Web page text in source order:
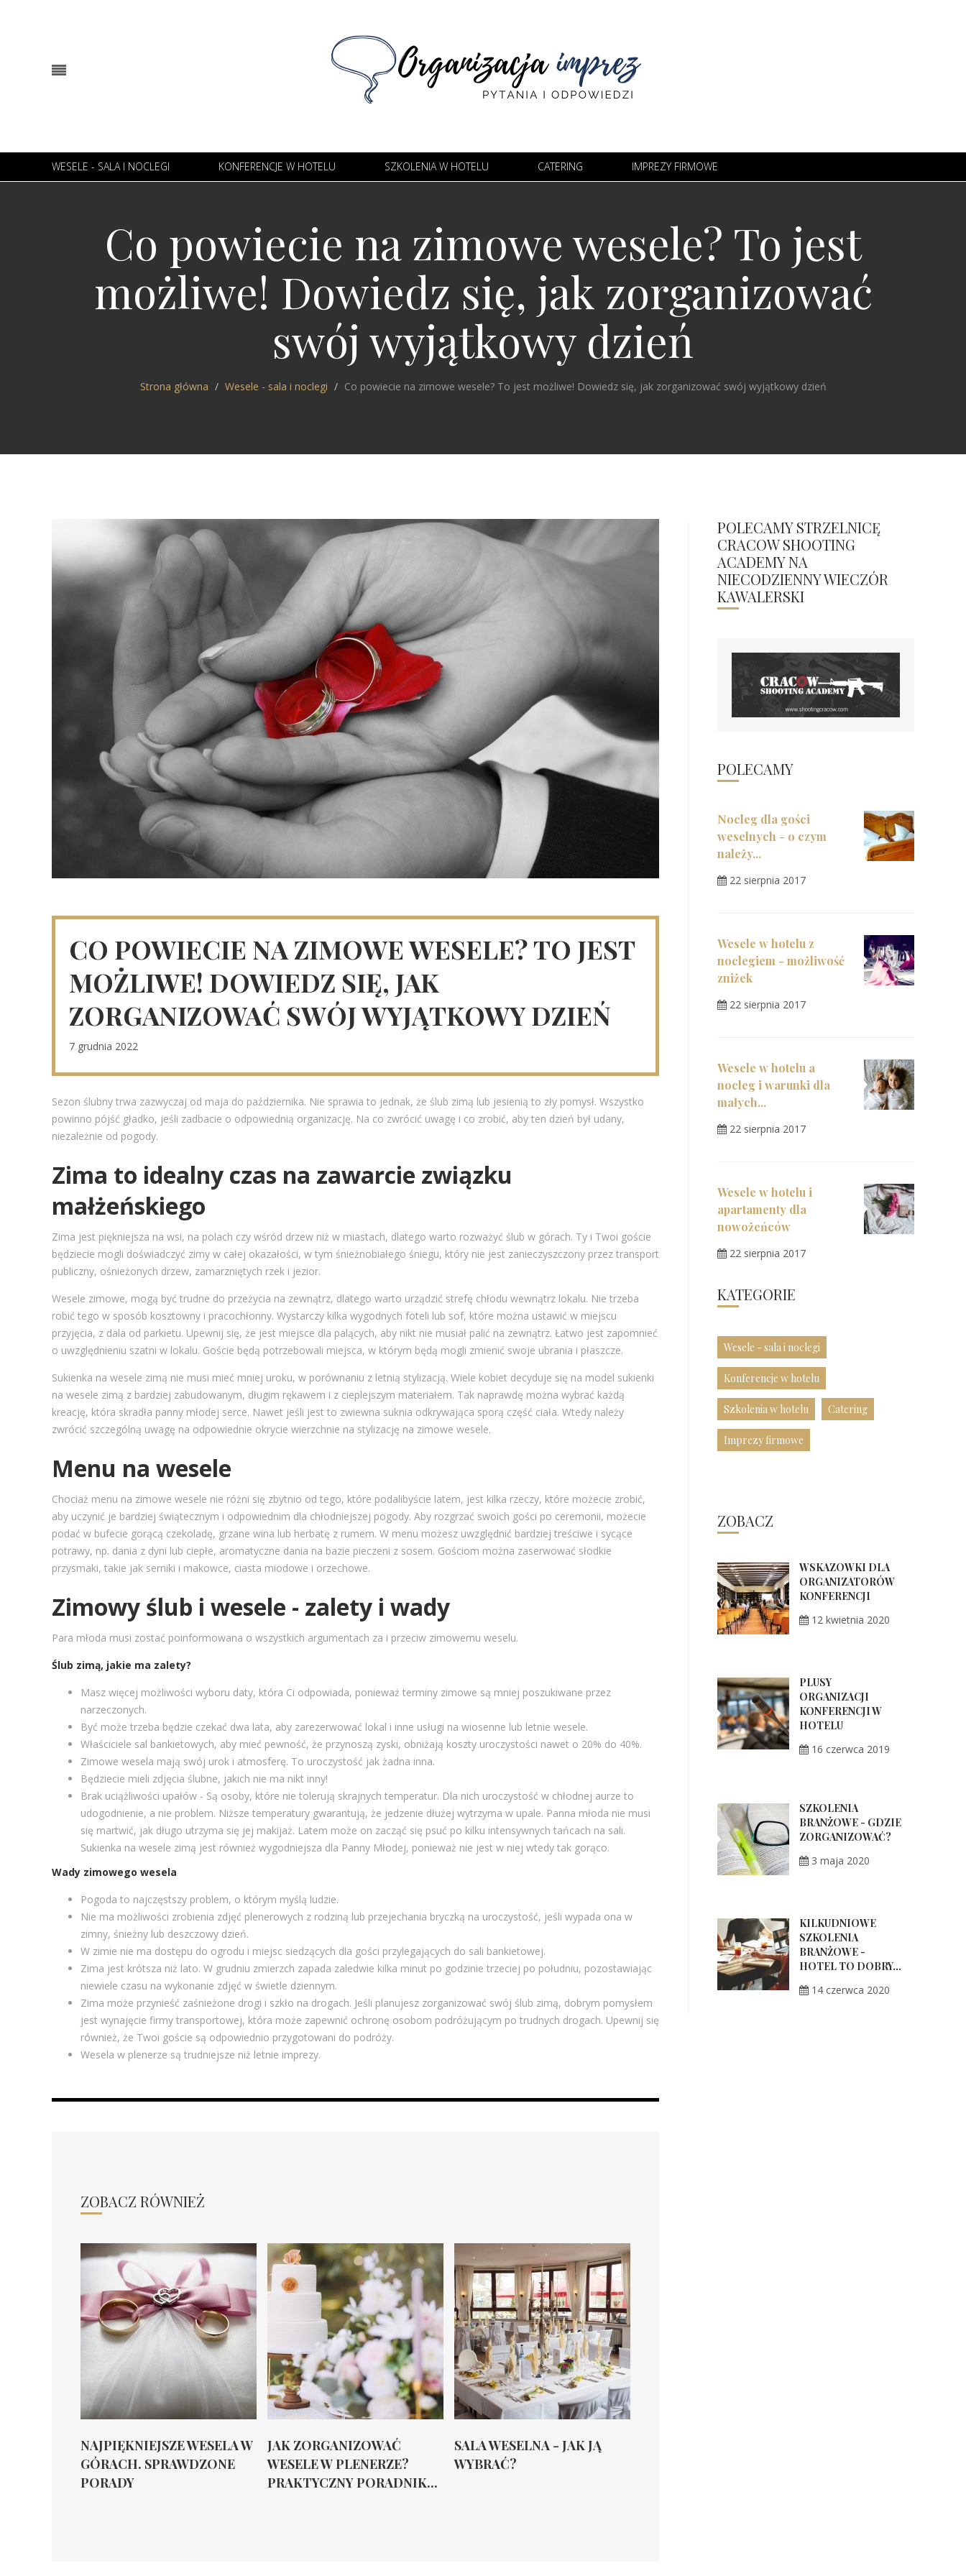
WESELE - SALA I NOCLEGI KONFERENCJE W HOTELU SZKOLENIA W HOTELU CATERING IMPREZY FIRMOWE
Co powiecie na zimowe wesele? To jest
możliwe! Dowiedz się, jak zorganizować
swój wyjątkowy dzień
Strona główna Wesele - sala i noclegi Co powiecie na zimowe wesele? To jest możliwe! Dowiedz się, jak zorganizować swój wyjątkowy dzień
CO POWIECIE NA ZIMOWE WESELE? TO JEST
MOŻLIWE! DOWIEDZ SIĘ, JAK
ZORGANIZOWAĆ SWÓJ WYJĄTKOWY DZIEŃ
7 grudnia 2022
Sezon ślubny trwa zazwyczaj od maja do października. Nie sprawia to jednak, że ślub zimą lub jesienią to zły pomysł. Wszystko
powinno pójść gładko, jeśli zadbacie o odpowiednią organizację. Na co zwrócić uwagę i co zrobić, aby ten dzień był udany,
niezależnie od pogody.
Zima to idealny czas na zawarcie związku
małżeńskiego
Zima jest piękniejsza na wsi, na polach czy wśród drzew niż w miastach, dlatego warto rozważyć ślub w górach. Ty i Twoi goście
będziecie mogli doświadczyć zimy w całej okazałości, w tym śnieżnobiałego śniegu, który nie jest zanieczyszczony przez transport
publiczny, ośnieżonych drzew, zamarzniętych rzek i jezior.
Wesele zimowe, mogą być trudne do przeżycia na zewnątrz, dlatego warto urządzić strefę chłodu wewnątrz lokalu. Nie trzeba
robić tego w sposób kosztowny i pracochłonny. Wystarczy kilka wygodnych foteli lub sof, które można ustawić w miejscu
przyjęcia, z dala od parkietu. Upewnij się, że jest miejsce dla palących, aby nikt nie musiał palić na zewnątrz. Łatwo jest zapomnieć
o uwzględnieniu szatni w lokalu. Goście będą potrzebowali miejsca, w którym będą mogli zmienić swoje ubrania i płaszcze.
Sukienka na wesele zimą nie musi mieć mniej uroku, w porównaniu z letnią stylizacją. Wiele kobiet decyduje się na model sukienki
na wesele zimą z bardziej zabudowanym, długim rękawem i z cieplejszym materiałem. Tak naprawdę można wybrać każdą
kreację, która skradła panny młodej serce. Nawet jeśli jest to zwiewna suknia odkrywająca sporą część ciała. Wtedy należy
zwrócić szczególną uwagę na odpowiednie okrycie wierzchnie na stylizację na zimowe wesele.
Menu na wesele
Chociaż menu na zimowe wesele nie różni się zbytnio od tego, które podalibyście latem, jest kilka rzeczy, które możecie zrobić,
aby uczynić je bardziej świątecznym i odpowiednim dla chłodniejszej pogody. Aby rozgrzać swoich gości po ceremonii, możecie
podać w bufecie gorącą czekoladę, grzane wina lub herbatę z rumem. W menu możesz uwzględnić bardziej treściwe i sycące
potrawy, np. dania z dyni lub ciepłe, aromatyczne dania na bazie pieczeni z sosem. Gościom można zaserwować słodkie
przysmaki, takie jak serniki i makowce, ciasta miodowe i orzechowe.
Zimowy ślub i wesele - zalety i wady
Para młoda musi zostać poinformowana o wszystkich argumentach za i przeciw zimowemu weselu.
Ślub zimą, jakie ma zalety?
Masz więcej możliwości wyboru daty, która Ci odpowiada, ponieważ terminy zimowe są mniej poszukiwane przez
narzeczonych.
Być może trzeba będzie czekać dwa lata, aby zarezerwować lokal i inne usługi na wiosenne lub letnie wesele.
Właściciele sal bankietowych, aby mieć pewność, że przynoszą zyski, obniżają koszty uroczystości nawet o 20% do 40%.
Zimowe wesela mają swój urok i atmosferę. To uroczystość jak żadna inna.
Będziecie mieli zdjęcia ślubne, jakich nie ma nikt inny!
Brak uciążliwości upałów - Są osoby, które nie tolerują skrajnych temperatur. Dla nich uroczystość w chłodnej aurze to
udogodnienie, a nie problem. Niższe temperatury gwarantują, że jedzenie dłużej wytrzyma w upale. Panna młoda nie musi
się martwić, jak długo utrzyma się jej makijaż. Latem może on zacząć się psuć po kilku intensywnych tańcach na sali.
Sukienka na wesele zimą jest również wygodniejsza dla Panny Młodej, ponieważ nie jest w niej wtedy tak gorąco.
Wady zimowego wesela
Pogoda to najczęstszy problem, o którym myślą ludzie.
Nie ma możliwości zrobienia zdjęć plenerowych z rodziną lub przejechania bryczką na uroczystość, jeśli wypada ona w
zimny, śnieżny lub deszczowy dzień.
W zimie nie ma dostępu do ogrodu i miejsc siedzących dla gości przylegających do sali bankietowej.
Zima jest krótsza niż lato. W grudniu zmierzch zapada zaledwie kilka minut po godzinie trzeciej po południu, pozostawiając
niewiele czasu na wykonanie zdjęć w świetle dziennym.
Zima może przynieść zaśnieżone drogi i szkło na drogach. Jeśli planujesz zorganizować swój ślub zimą, dobrym pomysłem
jest wynajęcie firmy transportowej, która może zapewnić ochronę osobom podróżującym po trudnych drogach. Upewnij się
również, że Twoi goście są odpowiednio przygotowani do podróży.
Wesela w plenerze są trudniejsze niż letnie imprezy.
ZOBACZ RÓWNIEŻ
NAJPIĘKNIEJSZE WESELA W
GÓRACH. SPRAWDZONE
PORADY
JAK ZORGANIZOWAĆ
WESELE W PLENERZE?
PRAKTYCZNY PORADNIK...
SALA WESELNA - JAK JĄ
WYBRAĆ?
POLECAMY STRZELNICĘ
CRACOW SHOOTING
ACADEMY NA
NIECODZIENNY WIECZÓR
KAWALERSKI
POLECAMY
Nocleg dla gości
weselnych - o czym
należy...
22 sierpnia 2017
Wesele w hotelu z
noclegiem - możliwość
zniżek
22 sierpnia 2017
Wesele w hotelu a
nocleg i warunki dla
małych...
22 sierpnia 2017
Wesele w hotelu i
apartamenty dla
nowożeńców
22 sierpnia 2017
KATEGORIE
Wesele - sala i noclegi
Konferencje w hotelu
Szkolenia w hotelu Catering
Imprezy firmowe
ZOBACZ
WSKAZÓWKI DLA
ORGANIZATORÓW
KONFERENCJI
12 kwietnia 2020
PLUSY
ORGANIZACJI
KONFERENCJI W
HOTELU
16 czerwca 2019
SZKOLENIA
BRANŻOWE - GDZIE
ZORGANIZOWAĆ?
3 maja 2020
KILKUDNIOWE
SZKOLENIA
BRANŻOWE -
HOTEL TO DOBRY...
14 czerwca 2020